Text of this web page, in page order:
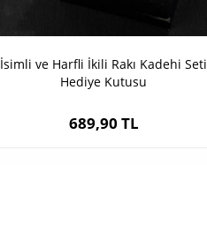
İsimli ve Harfli İkili Rakı Kadehi Seti
Hediye Kutusu
689,90 TL